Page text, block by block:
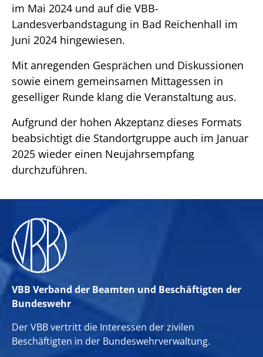
im Mai 2024 und auf die VBB-
Landesverbandstagung in Bad Reichenhall im
Juni 2024 hingewiesen.
Mit anregenden Gesprächen und Diskussionen
sowie einem gemeinsamen Mittagessen in
geselliger Runde klang die Veranstaltung aus.
Aufgrund der hohen Akzeptanz dieses Formats
beabsichtigt die Standortgruppe auch im Januar
2025 wieder einen Neujahrsempfang
durchzuführen.
VBB Verband der Beamten und Beschäftigten der
Bundeswehr
Der VBB vertritt die Interessen der zivilen
Beschäftigten in der Bundeswehrverwaltung.